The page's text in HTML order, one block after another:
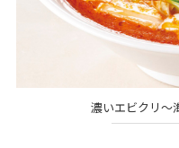
濃いエビクリ～